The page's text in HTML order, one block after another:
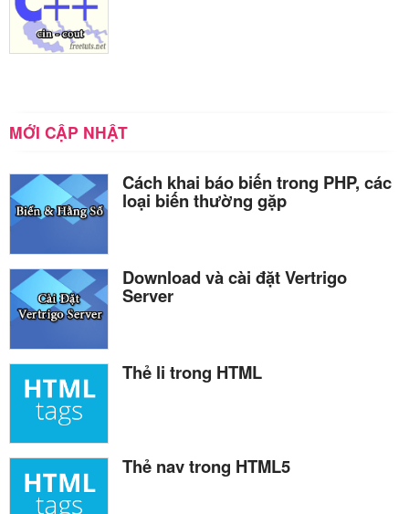
MỚI CẬP NHẬT
Cách khai báo biến trong PHP, các
loại biến thường gặp
Download và cài đặt Vertrigo
Server
Thẻ li trong HTML
Thẻ nav trong HTML5